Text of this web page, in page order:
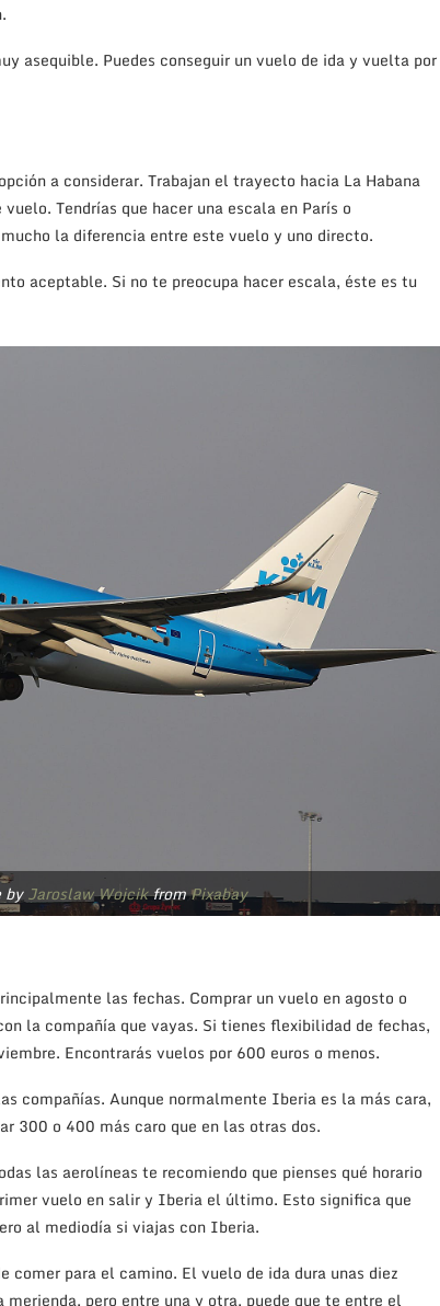
asequible. Puedes conseguir un vuelo de ida y vuelta por
a considerar. Trabajan el trayecto hacia La Habana
Tendrías que hacer una escala en París o
la diferencia entre este vuelo y uno directo.
aceptable. Si no te preocupa hacer escala, éste es tu
byJaroslaw WojcikfromPixabay
las fechas. Comprar un vuelo en agosto o
la compañía que vayas. Si tienes flexibilidad de fechas,
Encontrarás vuelos por 600 euros o menos.
compañías. Aunque normalmente Iberia es la más cara,
300 o 400 más caro que en las otras dos.
las aerolíneas te recomiendo que pienses qué horario
vuelo en salir y Iberia el último. Esto significa que
al mediodía si viajas con Iberia.
para el camino. El vuelo de ida dura unas diez
pero entre una y otra, puede que te entre el